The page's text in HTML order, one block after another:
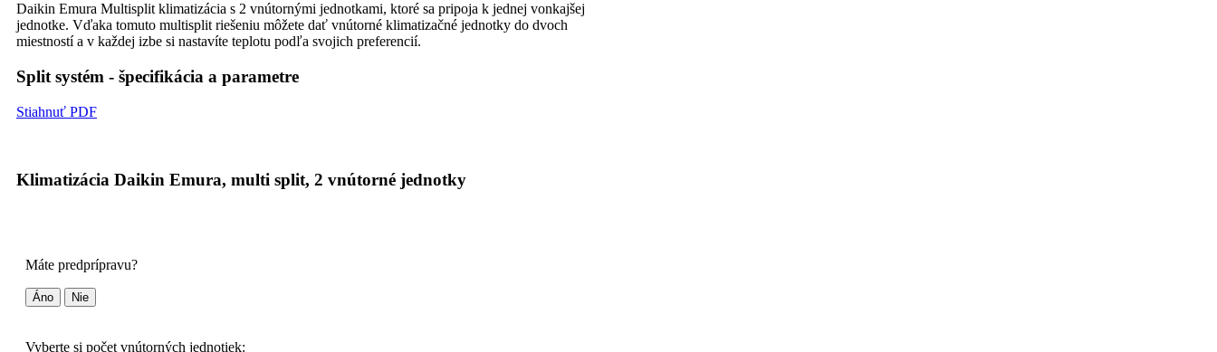
Daikin Emura Multisplit klimatizácia s 2 vnútornými jednotkami, ktoré sa pripoja k jednej vonkajšej
jednotke. Vďaka tomuto multisplit riešeniu môžete dať vnútorné klimatizačné jednotky do dvoch
miestností a v každej izbe si nastavíte teplotu podľa svojich preferencií.
Split systém - špecifikácia a parametre
Stiahnuť PDF
Klimatizácia Daikin Emura, multi split, 2 vnútorné jednotky
Máte predprípravu?
Áno Nie
Vyberte si počet vnútorných jednotiek: